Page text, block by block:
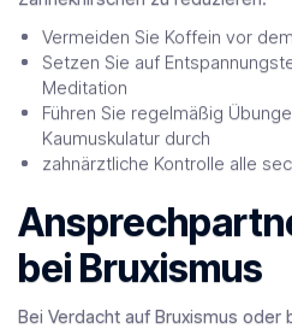
Vermeiden Sie Koffein vor
Setzen Sie auf
Meditation
Führen Sie regelmäßig
Kaumuskulatur durch
zahnärztliche Kontrolle alle
bei Bruxismus
Bei Verdacht auf Bruxismus